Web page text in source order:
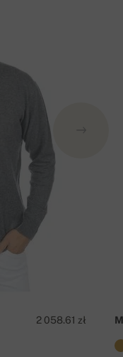
2 058.61 zł